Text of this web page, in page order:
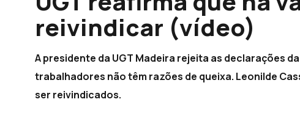
reivindicar (vídeo)
A presidente da UGT Madeira rejeita as declarações
trabalhadores não têm razões de queixa. Leonilde
ser reivindicados.